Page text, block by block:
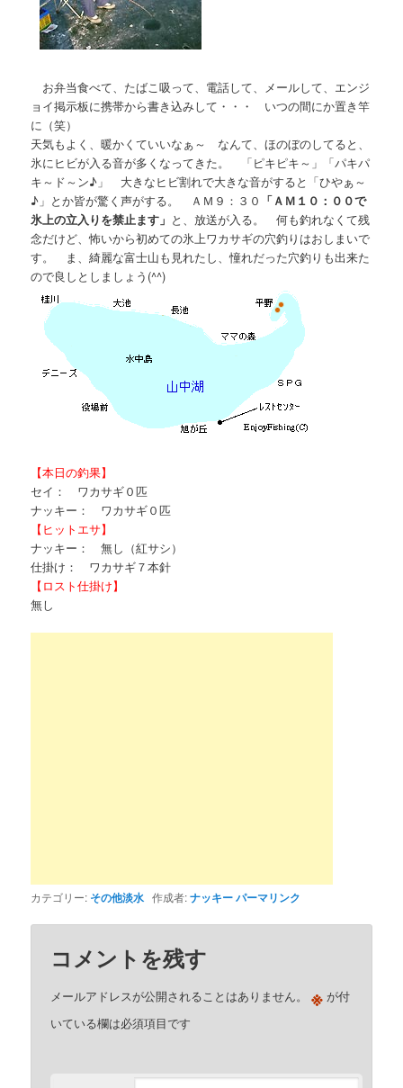
お弁当食べて、たばこ吸って、電話して、メールして、エンジ
ョイ掲示板に携帯から書き込みして・・・ いつの間にか置き竿
に（笑）
天気もよく、暖かくていいなぁ～ なんて、ほのぼのしてると、
氷にヒビが入る音が多くなってきた。 「ピキピキ～」「パキパ
キ～ド～ン♪」 大きなヒビ割れで大きな音がすると「ひやぁ～
♪」とか皆が驚く声がする。 ＡＭ９：３０ 「ＡＭ１０：００で
氷上の立入りを禁止ます」 と、放送が入る。 何も釣れなくて残
念だけど、怖いから初めての氷上ワカサギの穴釣りはおしまいで
す。 ま、綺麗な富士山も見れたし、憧れだった穴釣りも出来た
ので良しとしましょう(^^)
【本日の釣果】
セイ： ワカサギ０匹
ナッキー： ワカサギ０匹
【ヒットエサ】
ナッキー： 無し（紅サシ）
仕掛け： ワカサギ７本針
【ロスト仕掛け】
無し
カテゴリー: その他淡水 作成者:ナッキーパーマリンク
コメントを残す
メールアドレスが公開されることはありません。 ※ が付
いている欄は必須項目です